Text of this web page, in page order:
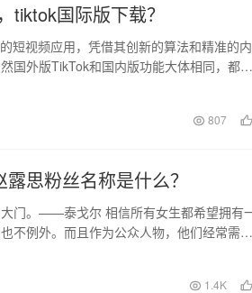
tiktok国际版下载？
短视频应用，凭借其创新的算法和精准的内
国外版TikTok和国内版功能大体相同，都提
807
思粉丝名称是什么？
门。——泰戈尔 相信所有女生都希望拥有
不例外。而且作为公众人物，他们经常需要
1.4K